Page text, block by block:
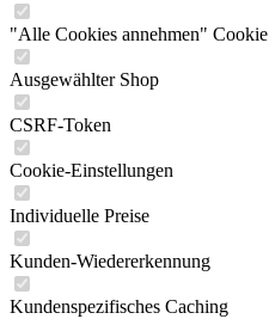
"Alle Cookies annehmen" Cookie
Ausgewählter Shop
CSRF-Token
Cookie-Einstellungen
Individuelle Preise
Kunden-Wiedererkennung
Kundenspezifisches Caching